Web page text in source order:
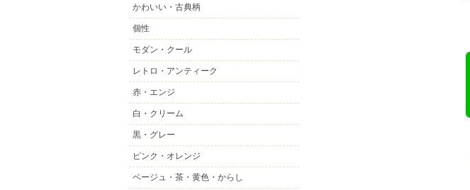
かわいい・古典柄
個性
モダン・クール
レトロ・アンティーク
赤・エンジ
白・クリーム
黒・グレー
ピンク・オレンジ
ベージュ・茶・黄色・からし